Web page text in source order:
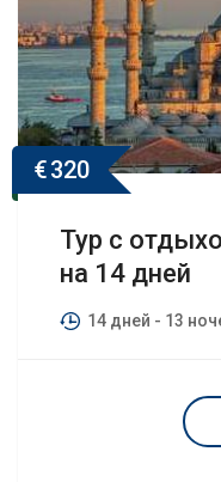
€320
Тур с
на 14 дней
14 дней - 13